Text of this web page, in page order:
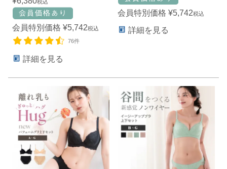
税込
会員特別価格 ¥5,742税込
76件
詳細を見る
会員特別価格 ¥5,742税込
詳細を見る